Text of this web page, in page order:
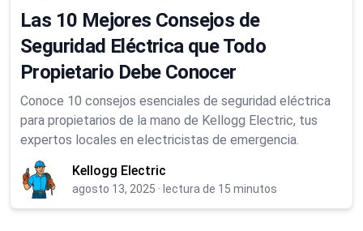
Las 10 Mejores Consejos de
Seguridad Eléctrica que Todo
Propietario Debe Conocer
Conoce 10 consejos esenciales de seguridad eléctrica
para propietarios de la mano de Kellogg Electric, tus
expertos locales en electricistas de emergencia.
Kellogg Electric
agosto 13, 2025 · lectura de 15 minutos